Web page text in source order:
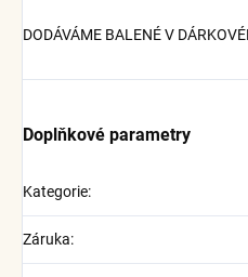
DODÁVÁME BALENÉ V
Doplňkové parametry
Kategorie:
Záruka: